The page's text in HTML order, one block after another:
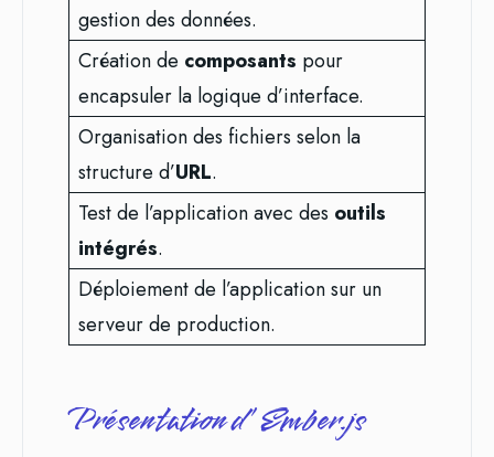
gestion des données.
Création de composants pour
encapsuler la logique d’interface.
Organisation des fichiers selon la
structure d’URL.
Test de l’application avec des outils
intégrés.
Déploiement de l’application sur un
serveur de production.
Présentation d’Ember.js